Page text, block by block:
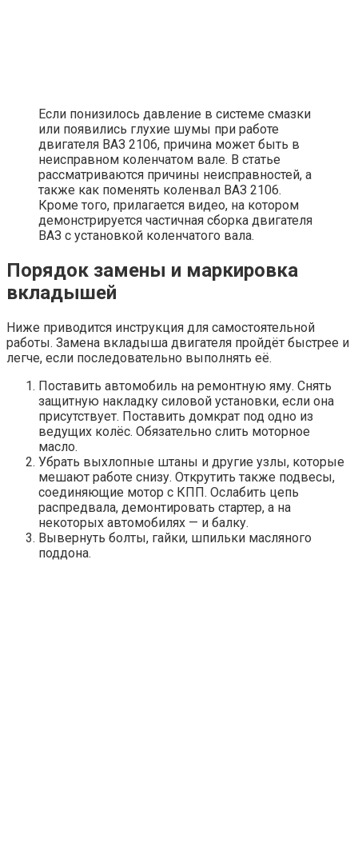
Если понизилось давление в системе смазки
или появились глухие шумы при работе
двигателя ВАЗ 2106, причина может быть в
неисправном коленчатом вале. В статье
рассматриваются причины неисправностей, а
также как поменять коленвал ВАЗ 2106.
Кроме того, прилагается видео, на котором
демонстрируется частичная сборка двигателя
ВАЗ с установкой коленчатого вала.
Порядок замены и маркировка
вкладышей
Ниже приводится инструкция для самостоятельной
работы. Замена вкладыша двигателя пройдёт быстрее и
легче, если последовательно выполнять её.
Поставить автомобиль на ремонтную яму. Снять
защитную накладку силовой установки, если она
присутствует. Поставить домкрат под одно из
ведущих колёс. Обязательно слить моторное
масло.
Убрать выхлопные штаны и другие узлы, которые
мешают работе снизу. Открутить также подвесы,
соединяющие мотор с КПП. Ослабить цепь
распредвала, демонтировать стартер, а на
некоторых автомобилях — и балку.
Вывернуть болты, гайки, шпильки масляного
поддона.